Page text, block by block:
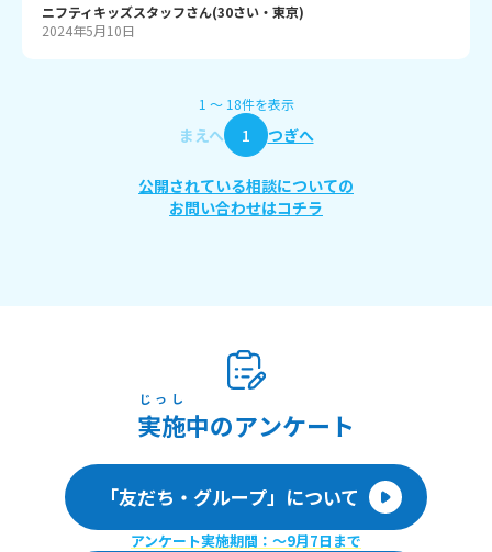
りたくさん遊んだ人もいるかと思います。 キッズスタッフ
は海をながめに行きました～！ みんなのゴールデンウイー
かなか直せつ伝えられない人も、おうちの人へ伝えたい感
謝の言葉を100字で送ろう！ ↓ くわしい内容はこちらか
ニフティキッズスタッフさん(30さい・ 東京)
2024年5月10日
1 〜 18件を表示
まえへ 1 つぎへ
公開されている相談についての
お問い合わせはコチラ
実施
じっし
中のアンケート
「友だち・グループ」について
アンケート実施期間：〜9月7日まで